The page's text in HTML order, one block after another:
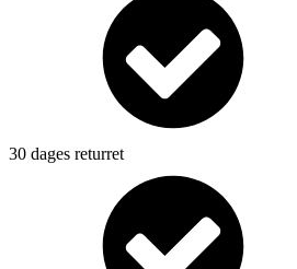
30 dages returret